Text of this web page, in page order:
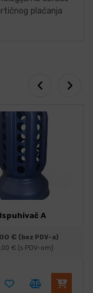
plaćanja
Ispuhivač A
€ (bez PDV-a)
€(s PDV-om)